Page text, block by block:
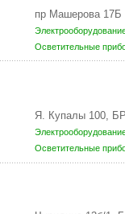
пр Машерова
Осветительные
Я. Купалы 100,
Осветительные